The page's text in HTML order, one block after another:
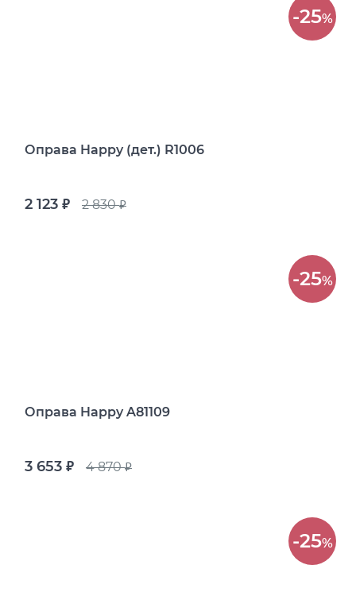
-25%
Оправа Happy (дет.) R1006
2 123 руб. 2 830руб.
-25%
Оправа Happy A81109
3 653 руб. 4 870руб.
-25%